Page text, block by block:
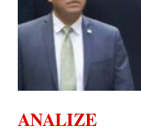
ANALIZE